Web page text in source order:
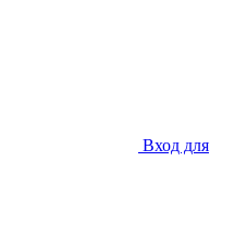
Вход для